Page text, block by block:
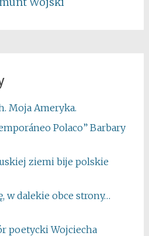
Moja Ameryka.
Polaco” Barbary
ziemi bije polskie
w dalekie obce strony…
poetycki Wojciecha